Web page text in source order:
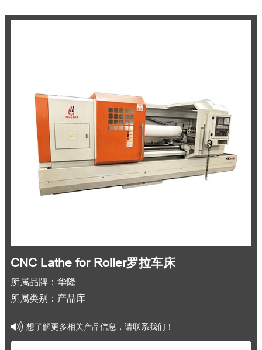
CNC Lathe for Roller罗拉车床
所属品牌：华隆
所属类别：产品库
想了解更多相关产品信息，请联系我们！